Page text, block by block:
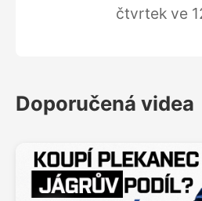
čtvrtek ve
Doporučená videa